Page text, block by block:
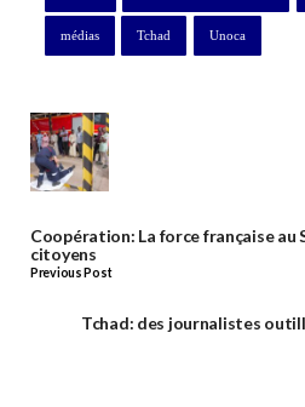
médias Tchad Unoca
Coopération: La force française au
citoyens
Previous Post
Tchad: des journalistes